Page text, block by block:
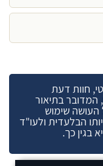
חוות דעת
המדובר בתיאור
העושה שימוש
הבלעדית ולעו"ד
בגין כך.